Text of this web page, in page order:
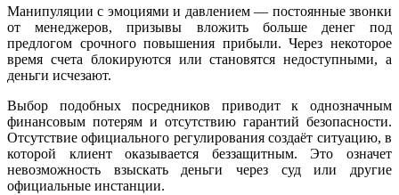
Манипуляции с эмоциями и давлением — постоянные звонки
от менеджеров, призывы вложить больше денег под
предлогом срочного повышения прибыли. Через некоторое
время счета блокируются или становятся недоступными, а
деньги исчезают.
Выбор подобных посредников приводит к однозначным
финансовым потерям и отсутствию гарантий безопасности.
Отсутствие официального регулирования создаёт ситуацию, в
которой клиент оказывается беззащитным. Это означет
невозможность взыскать деньги через суд или другие
официальные инстанции.